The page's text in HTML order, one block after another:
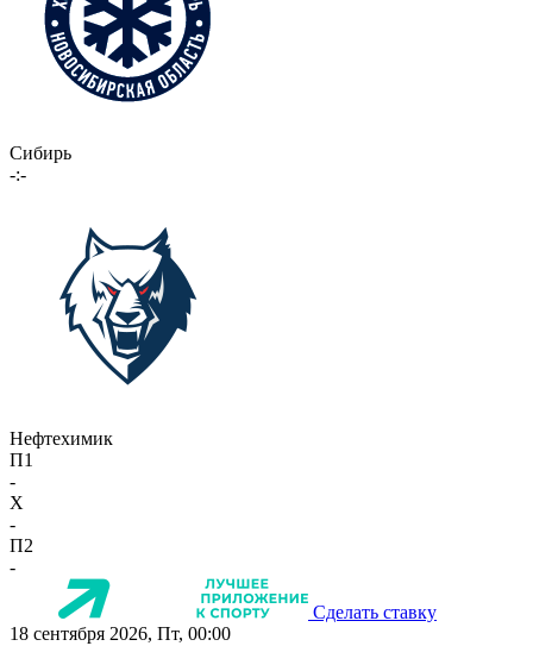
Сибирь
-:-
Нефтехимик
П1
-
X
-
П2
-
Сделать ставку
18 сентября 2026, Пт, 00:00